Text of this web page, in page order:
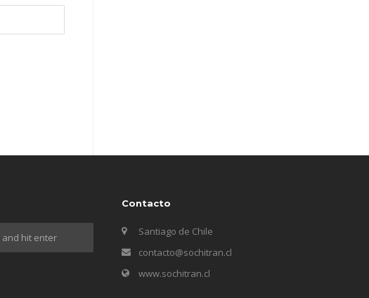
Contacto
Santiago de Chile
contacto@sochitran.cl
www.sochitran.cl